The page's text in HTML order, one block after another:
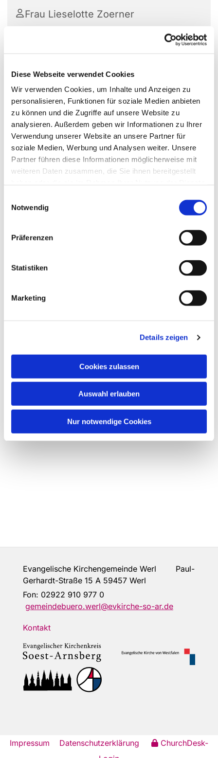
Diese Webseite verwendet Cookies
Wir verwenden Cookies, um Inhalte und Anzeigen zu
personalisieren, Funktionen für soziale Medien anbieten
zu können und die Zugriffe auf unsere Website zu
analysieren. Außerdem geben wir Informationen zu Ihrer
Verwendung unserer Website an unsere Partner für
soziale Medien, Werbung und Analysen weiter. Unsere
Partner führen diese Informationen möglicherweise mit
weiteren Daten zusammen, die Sie ihnen bereitgestellt
Notwendig
Präferenzen
Statistiken
Marketing
Details zeigen
Cookies zulassen
Auswahl erlauben
Nur notwendige Cookies
Frau Lieselotte Zoerner
Evangelische Kirchengemeinde Werl Paul-
Gerhardt-Straße 15 A 59457 Werl
Fon: 02922 910 977 0
gemeindebuero.werl@evkirche-so-ar.de
Kontakt
Impressum Datenschutzerklärung
ChurchDesk-